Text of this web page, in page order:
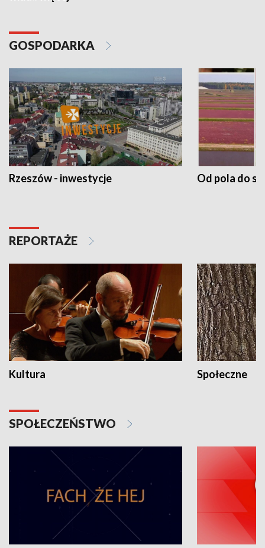
GOSPODARKA
Rzeszów - inwestycje Od pola do
REPORTAŻE
Kultura Społeczne
SPOŁECZEŃSTWO